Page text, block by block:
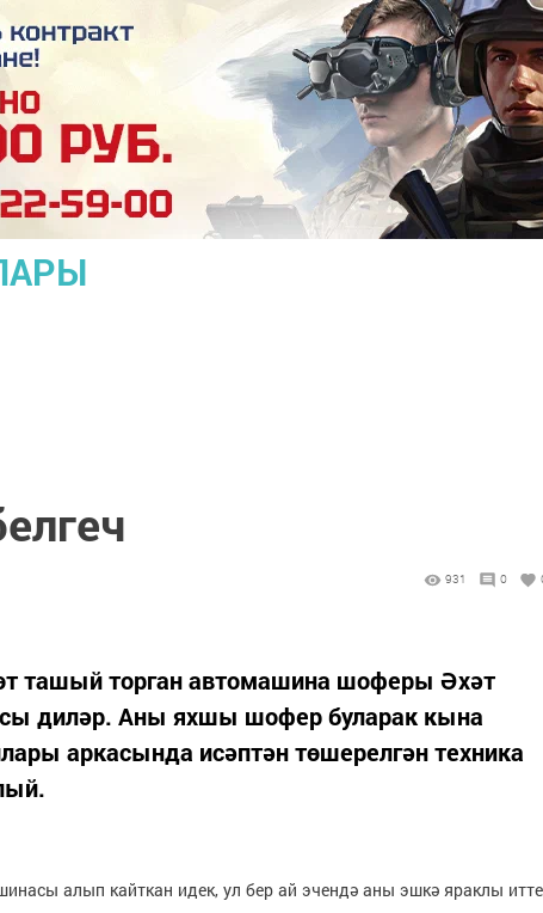
931 0
ташый торган автомашина шоферы Әхәт
диләр. Аны яхшы шофер буларак кына
аркасында исәптән төшерелгән техника
алып кайткан идек, ул бер ай эчендә аны эшкә яраклы